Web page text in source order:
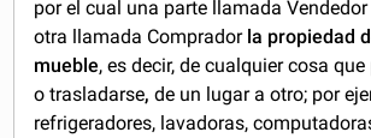
por el cual una parte llamada Vendedor
otra llamada Comprador la propiedad
mueble, es decir, de cualquier cosa
o trasladarse, de un lugar a otro; por
refrigeradores, lavadoras,